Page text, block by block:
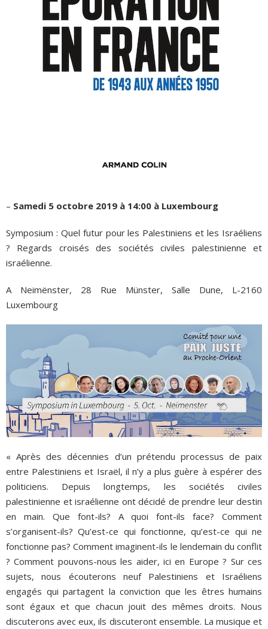
– Samedi 5 octobre 2019 à 14:00 à Luxembourg
Symposium : Quel futur pour les Palestiniens et les Israéliens
? Regards croisés des sociétés civiles palestinienne et
israélienne.
A Neimënster, 28 Rue Münster, Salle Dune, L-2160
Luxembourg
« Après des décennies d’un prétendu processus de paix
entre Palestiniens et Israël, il n’y a plus guère à espérer des
politiciens. Depuis longtemps, les sociétés civiles
palestinienne et israélienne ont décidé de prendre leur destin
en main. Que font-ils? A quoi font-ils face? Comment
s’organisent-ils? Qu’est-ce qui fonctionne, qu’est-ce qui ne
fonctionne pas? Comment imaginent-ils le lendemain du conflit
? Comment pouvons-nous les aider, ici en Europe ? Sur ces
sujets, nous écouterons neuf Palestiniens et Israéliens
engagés qui partagent la conviction que les êtres humains
sont égaux et que chacun jouit des mêmes droits. Nous
discuterons avec eux, ils discuteront ensemble. La musique et